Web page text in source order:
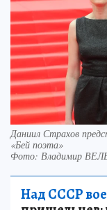
Даниил Страхов
«Бей поэта»
Фото: Владимир
Над СССР